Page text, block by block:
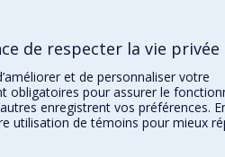
de respecter la vie privée
et de personnaliser votre
obligatoires pour assurer le
enregistrent vos préférences.
utilisation de témoins pour mieux